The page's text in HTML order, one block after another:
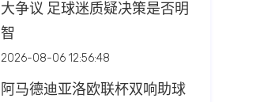
大争议 足球迷质疑决策是否明
智
2026-08-06 12:56:48
阿马德迪亚洛欧联杯双响助球